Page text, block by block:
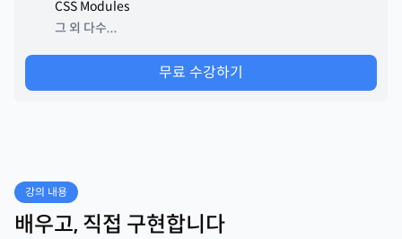
CSS Modules
그 외 다수...
무료 수강하기
강의 내용
배우고, 직접 구현합니다